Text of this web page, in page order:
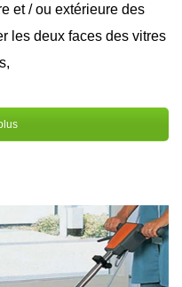
et / ou extérieure des
les deux faces des vitres